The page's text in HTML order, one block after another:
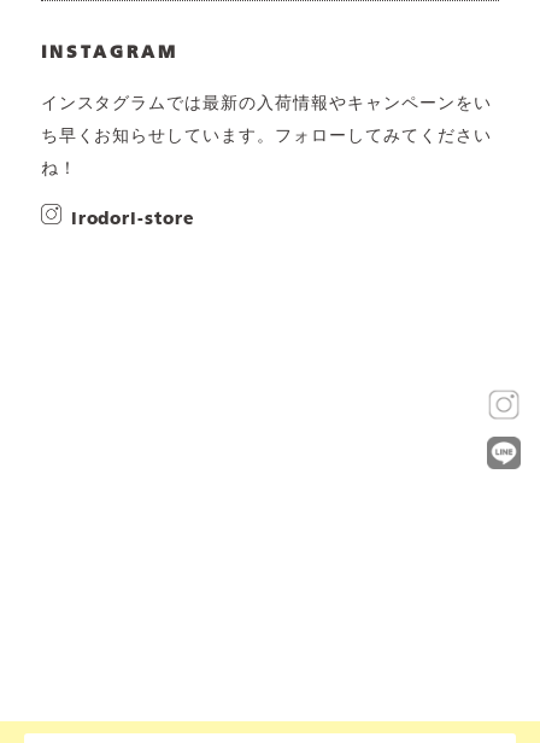
INSTAGRAM
インスタグラムでは最新の入荷情報やキャンペーンをい
ち早くお知らせしています。フォローしてみてください
ね！
irodori-store